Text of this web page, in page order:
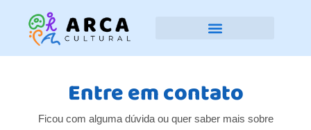
Entre em contato
Ficou com alguma dúvida ou quer saber mais sobre